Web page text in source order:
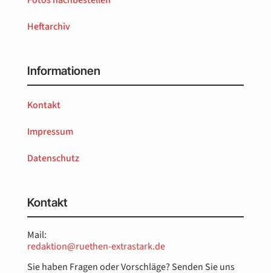
Heftarchiv
Informationen
Kontakt
Impressum
Datenschutz
Kontakt
Mail:
redaktion@ruethen-extrastark.de
Sie haben Fragen oder Vorschläge? Senden Sie uns